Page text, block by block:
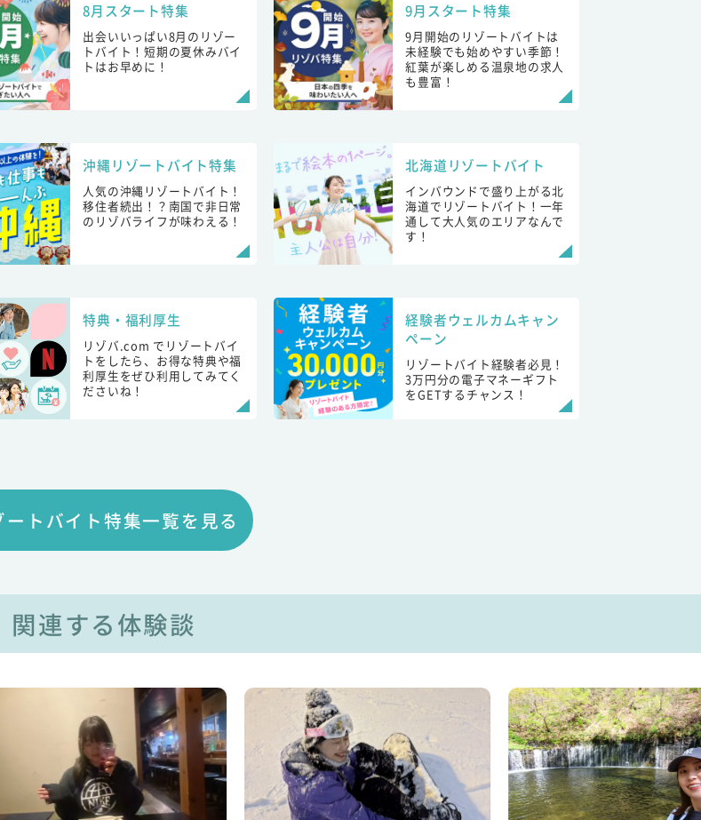
8月スタート特集
出会いいっぱい8月のリゾー
トバイト！短期の夏休みバイ
トはお早めに！
9月スタート特集
9月開始のリゾートバイトは
未経験でも始めやすい季節！
紅葉が楽しめる温泉地の求人
も豊富！
沖縄リゾートバイト特集
人気の沖縄リゾートバイト！
移住者続出！？南国で非日常
のリゾバライフが味わえる！
北海道リゾートバイト
インバウンドで盛り上がる北
海道でリゾートバイト！一年
通して大人気のエリアなんで
す！
特典・福利厚生
リゾバ.com でリゾートバイ
トをしたら、お得な特典や福
利厚生をぜひ利用してみてく
ださいね！
経験者ウェルカムキャン
ペーン
リゾートバイト経験者必見！
3万円分の電子マネーギフト
をGETするチャンス！
ートバイト特集一覧を見る
関連する体験談